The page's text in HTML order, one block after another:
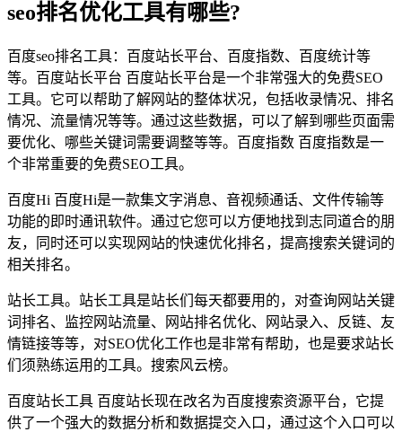
seo排名优化工具有哪些?
百度seo排名工具：百度站长平台、百度指数、百度统计等
等。百度站长平台 百度站长平台是一个非常强大的免费SEO
工具。它可以帮助了解网站的整体状况，包括收录情况、排名
情况、流量情况等等。通过这些数据，可以了解到哪些页面需
要优化、哪些关键词需要调整等等。百度指数 百度指数是一
个非常重要的免费SEO工具。
百度Hi 百度Hi是一款集文字消息、音视频通话、文件传输等
功能的即时通讯软件。通过它您可以方便地找到志同道合的朋
友，同时还可以实现网站的快速优化排名，提高搜索关键词的
相关排名。
站长工具。站长工具是站长们每天都要用的，对查询网站关键
词排名、监控网站流量、网站排名优化、网站录入、反链、友
情链接等等，对SEO优化工作也是非常有帮助，也是要求站长
们须熟练运用的工具。搜索风云榜。
百度站长工具 百度站长现在改名为百度搜索资源平台，它提
供了一个强大的数据分析和数据提交入口，通过这个入口可以